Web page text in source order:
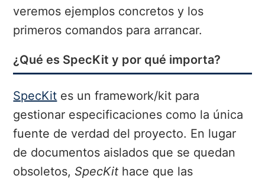
veremos ejemplos concretos y los
primeros comandos para arrancar.
¿Qué es SpecKit y por qué importa?
SpecKit es un framework/kit para
gestionar especificaciones como la única
fuente de verdad del proyecto. En lugar
de documentos aislados que se quedan
obsoletos, SpecKit hace que las